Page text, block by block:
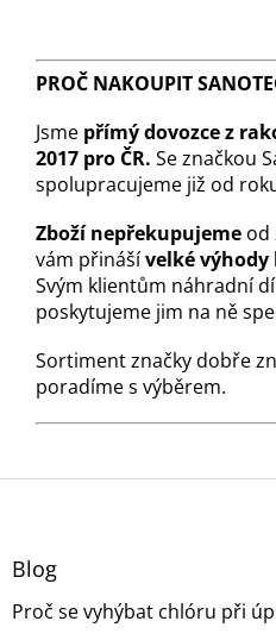
PROČ NAKOUPIT
Jsme přímý dovozce z
2017 pro ČR. Se značkou
spolupracujeme již od
Zboží nepřekupujeme od
vám přinášívelké
Svým klientům náhradní
poskytujeme jim na ně
Sortiment značky dobře
poradíme s výběrem.
Z
Blog
Proč se vyhýbat chlóru při